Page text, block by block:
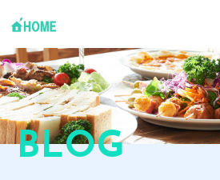
ABOUT
Jフードハーモニーについて
個人の方
心身ケア
BLOG